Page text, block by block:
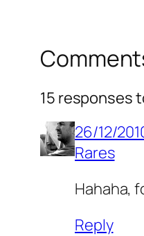
15 responses
26/12/
Rares
Hahaha,
Reply